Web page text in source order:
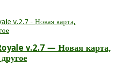
v.2.7 — Новая карта,